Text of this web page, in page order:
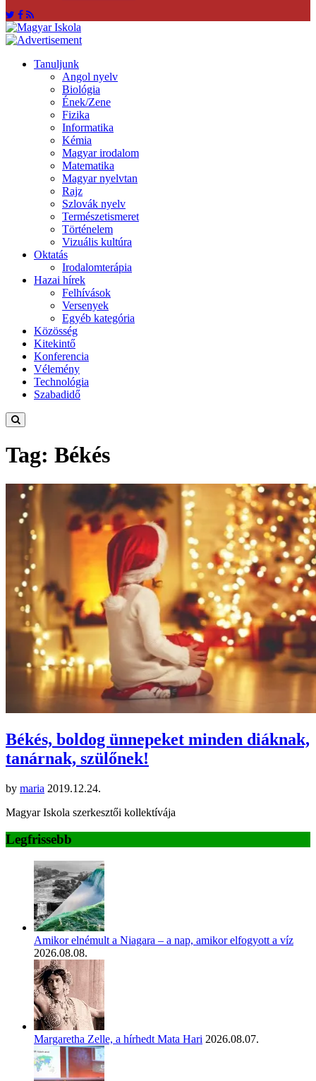
Tanuljunk
Angol nyelv
Biológia
Ének/Zene
Fizika
Informatika
Kémia
Magyar irodalom
Matematika
Magyar nyelvtan
Rajz
Szlovák nyelv
Természetismeret
Történelem
Vizuális kultúra
Oktatás
Irodalomterápia
Hazai hírek
Felhívások
Versenyek
Egyéb kategória
Közösség
Kitekintő
Konferencia
Vélemény
Technológia
Szabadidő
Tag: Békés
Békés, boldog ünnepeket minden diáknak,
tanárnak, szülőnek!
by maria 2019.12.24.
Magyar Iskola szerkesztői kollektívája
Legfrissebb
Amikor elnémult a Niagara – a nap, amikor elfogyott a víz
2026.08.08.
Margaretha Zelle, a hírhedt Mata Hari 2026.08.07.